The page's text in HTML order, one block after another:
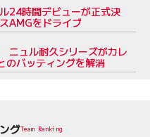
24時間デビューが正式決
AMGをドライブ
ニュル耐久シリーズがカレ
のバッティングを解消
グTeam Ranking